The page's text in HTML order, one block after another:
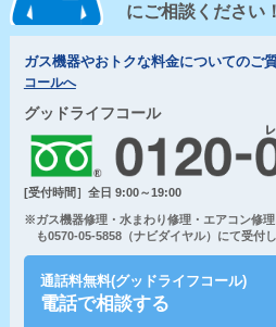
にご相談ください！
ガス機器やおトクな料金についてのご
コールへ
グッドライフコール
[受付時間］全日 9:00～19:00
※ガス機器修理・水まわり修理・エアコン修
も0570-05-5858（ナビダイヤル）にて受付し
通話料無料(グッドライフコール)
電話で相談する